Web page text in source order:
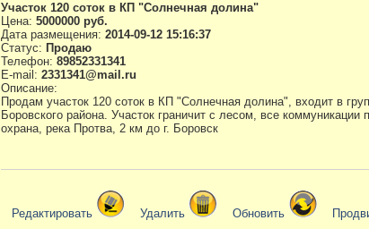
Участок 120 соток в КП "Солнечная долина"
Цена: 5000000 руб.
Дата размещения: 2014-09-12 15:16:37
Статус: Продаю
Телефон: 89852331341
E-mail: 2331341@mail.ru
Описание:
Продам участок 120 соток в КП "Солнечная долина", входит в
Боровского района. Участок граничит с лесом, все
охрана, река Протва, 2 км до г. Боровск
Редактировать Удалить Обновить